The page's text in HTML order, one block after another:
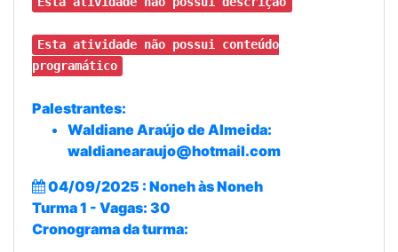
Esta atividade não possui conteúdo
programático
Palestrantes:
Waldiane Araújo de Almeida:
waldianearaujo@hotmail.com
04/09/2025 : Noneh às Noneh
Turma 1 - Vagas: 30
Cronograma da turma: